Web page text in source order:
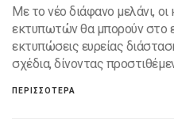
Με το νέο διάφανο μελάνι,
εκτυπωτών θα μπορούν στο
εκτυπώσεις ευρείας
σχέδια, δίνοντας
ΠΕΡΙΣΣΟΤΕΡΑ